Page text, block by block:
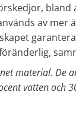
av
material. De
vatten och